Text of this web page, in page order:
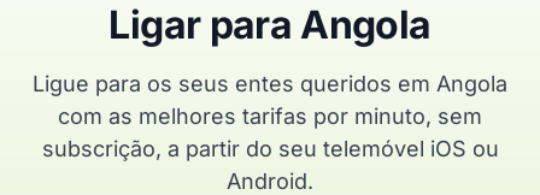
Ligar para Angola
Ligue para os seus entes queridos em Angola
com as melhores tarifas por minuto, sem
subscrição, a partir do seu telemóvel iOS ou
Android.